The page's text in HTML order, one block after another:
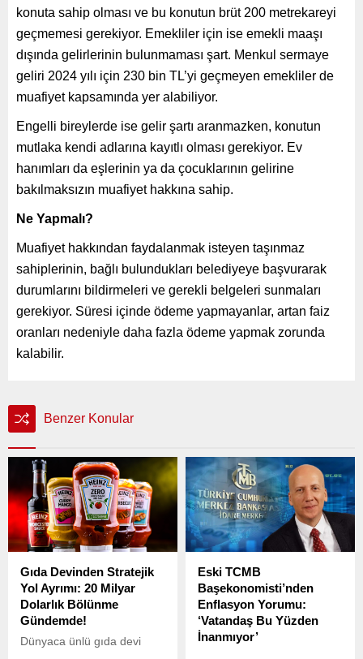
konuta sahip olması ve bu konutun brüt 200 metrekareyi
geçmemesi gerekiyor. Emekliler için ise emekli maaşı
dışında gelirlerinin bulunmaması şart. Menkul sermaye
geliri 2024 yılı için 230 bin TL’yi geçmeyen emekliler de
muafiyet kapsamında yer alabiliyor.
Engelli bireylerde ise gelir şartı aranmazken, konutun
mutlaka kendi adlarına kayıtlı olması gerekiyor. Ev
hanımları da eşlerinin ya da çocuklarının gelirine
bakılmaksızın muafiyet hakkına sahip.
Ne Yapmalı?
Muafiyet hakkından faydalanmak isteyen taşınmaz
sahiplerinin, bağlı bulundukları belediyeye başvurarak
durumlarını bildirmeleri ve gerekli belgeleri sunmaları
gerekiyor. Süresi içinde ödeme yapmayanlar, artan faiz
oranları nedeniyle daha fazla ödeme yapmak zorunda
kalabilir.
Benzer Konular
Gıda Devinden Stratejik
Yol Ayrımı: 20 Milyar
Dolarlık Bölünme
Gündemde!
Dünyaca ünlü gıda devi
Eski TCMB
Başekonomisti’nden
Enflasyon Yorumu:
‘Vatandaş Bu Yüzden
İnanmıyor’